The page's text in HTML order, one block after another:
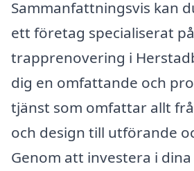
Sammanfattningsvis kan
ett företag specialiserat på
trapprenovering i
dig en omfattande och
tjänst som omfattar allt
och design till utförande
Genom att investera i